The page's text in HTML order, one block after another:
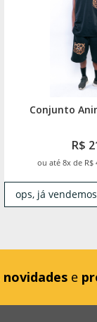
Conjunto
R$
ou até 8x de R$
ops, já
novidades e